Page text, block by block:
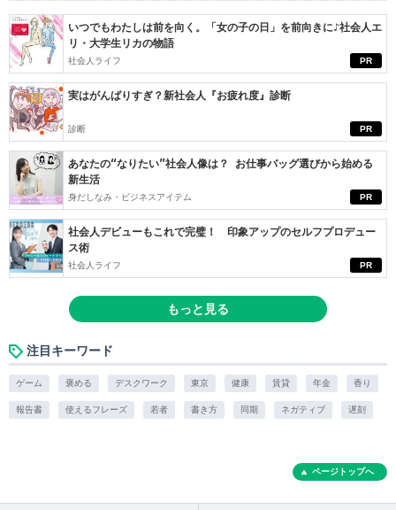
PR
いつでもわたしは前を向く。「女の子の日」を前向きに♪社会人エ
リ・大学生リカの物語
社会人ライフ
PR
実はがんばりすぎ？新社会人『お疲れ度』診断
診断
PR
あなたの“なりたい”社会人像は？ お仕事バッグ選びから始める
新生活
身だしなみ・ビジネスアイテム
PR
社会人デビューもこれで完璧！ 印象アップのセルフプロデュー
ス術
社会人ライフ
もっと見る
注目キーワード
ゲーム 褒める デスクワーク 東京 健康 賃貸 年金 香り
報告書 使えるフレーズ 若者 書き方 同期 ネガティブ 遅刻
ページトップへ